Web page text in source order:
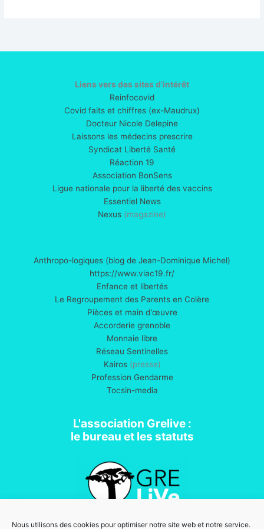
Nous utilisons des cookies pour optimiser notre site web et notre service.
Liens vers des sites d’intérêt
Reinfocovid
Covid faits et chiffres (ex-Maudrux)
Docteur Nicole Delepine
Laissons les médecins prescrire
Syndicat Liberté Santé
Réaction 19
Association BonSens
Ligue nationale pour la liberté des vaccins
Essentiel News
Nexus (magazine)
Anthropo-logiques (blog de Jean-Dominique Michel)
https://www.viac19.fr/
Enfance et libertés
Le Regroupement des Parents en Colère
Pièces et main d'œuvre
Accorderie grenoble
Monnaie libre
Réseau Sentinelles
Kairos(presse)
Profession Gendarme
Tocsin-media
L'association Grelive :
le bureau et les statuts